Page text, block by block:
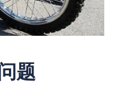
题